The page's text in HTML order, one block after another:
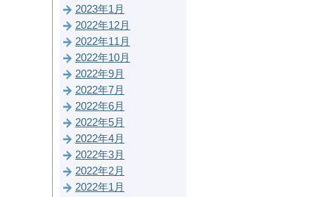
2023年1月
2022年12月
2022年11月
2022年10月
2022年9月
2022年7月
2022年6月
2022年5月
2022年4月
2022年3月
2022年2月
2022年1月